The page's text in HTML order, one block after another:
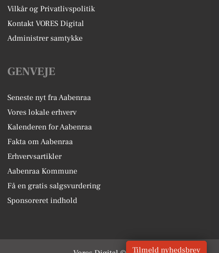
Vilkår og Privatlivspolitik
Kontakt VORES Digital
Administrer samtykke
GENVEJE
Seneste nyt fra Aabenraa
Vores lokale erhverv
Kalenderen for Aabenraa
Fakta om Aabenraa
Erhvervsartikler
Aabenraa Kommune
Få en gratis salgsvurdering
Sponsoreret indhold
Tilmeld nyhedsbrev